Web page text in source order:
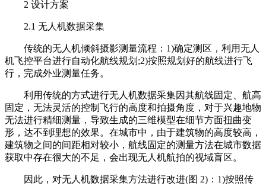
2 设计方案
2.1 无人机数据采集
传统的无人机倾斜摄影测量流程：1)确定测区，利用无人
机飞控平台进行自动化航线规划;2)按照规划好的航线进行飞
行，完成外业测量任务。
利用传统的方式进行无人机数据采集因其航线固定、航高
固定，无法灵活的控制飞行的高度和拍摄角度，对于兴趣地物
无法进行精细测量，导致生成的三维模型在细节方面扭曲变
形，达不到理想的效果。在城市中，由于建筑物的高度较高，
建筑物之间的间距相对较小，航线固定的测量方法在城市数据
获取中存在很大的不足，会出现无人机航拍的视域盲区。
因此，对无人机数据采集方法进行改进(图 2)：1)按照传